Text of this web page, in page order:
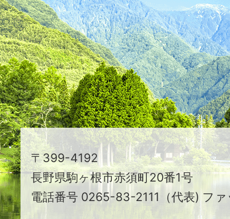
つ
映
え
る
ま
ち
駒
ヶ
根
市
〒399-4192
長野県駒ヶ根市赤須町20番1号
電話番号 0265-83-2111（代表) フ